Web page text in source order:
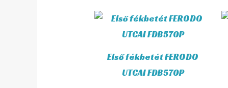
Első fékbetét FERODO
UTCAI FDB570P